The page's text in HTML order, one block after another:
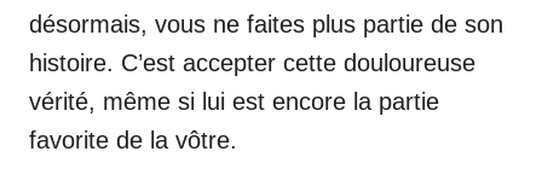
désormais, vous ne faites plus partie de son
histoire. C’est accepter cette douloureuse
vérité, même si lui est encore la partie
favorite de la vôtre.